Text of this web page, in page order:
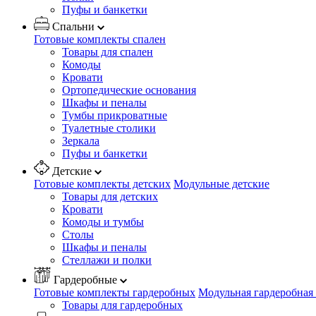
Пуфы и банкетки
Спальни
Готовые комплекты спален
Товары для спален
Комоды
Кровати
Ортопедические основания
Шкафы и пеналы
Тумбы прикроватные
Туалетные столики
Зеркала
Пуфы и банкетки
Детские
Готовые комплекты детских Модульные детские
Товары для детских
Кровати
Комоды и тумбы
Столы
Шкафы и пеналы
Стеллажи и полки
Гардеробные
Готовые комплекты гардеробных Модульная
Товары для гардеробных